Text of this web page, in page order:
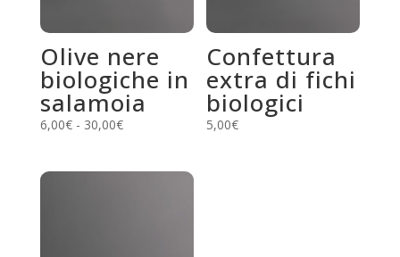
Olive nere
biologiche in
salamoia
6,00€ - 30,00€Fascia
ha
Confettura
extra di fichi
biologici
5,00€